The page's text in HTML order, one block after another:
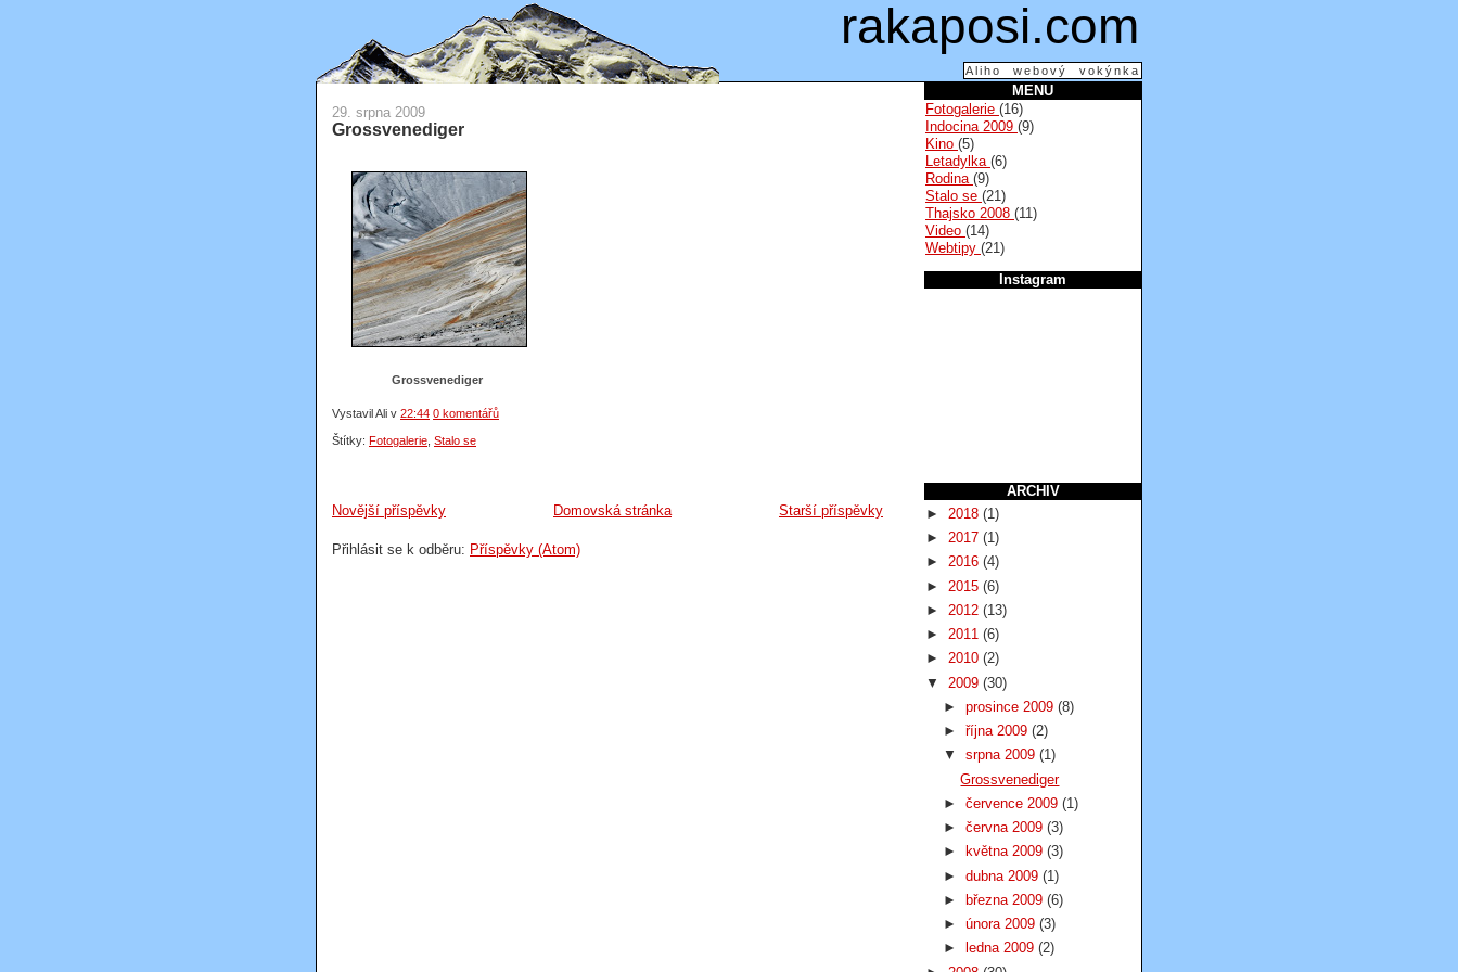
rakaposi.com
Aliho webový vokýnka
29. srpna 2009
Grossvenediger
Grossvenediger
Vystavil Ali v 22:44 0 komentářů
Štítky: Fotogalerie Stalo se
Novější příspěvky Starší příspěvky
Domovská stránka
Přihlásit se k odběru: Příspěvky (Atom)
MENU
Fotogalerie (16)
Indocina 2009 (9)
Kino (5)
Letadylka (6)
Rodina (9)
Stalo se (21)
Thajsko 2008 (11)
Video (14)
Webtipy (21)
Instagram
ARCHIV
► 2018 (1)
► 2017 (1)
► 2016 (4)
► 2015 (6)
► 2012 (13)
► 2011 (6)
► 2010 (2)
▼ 2009 (30)
► prosince 2009 (8)
► října 2009 (2)
▼ srpna 2009 (1)
Grossvenediger
► července 2009 (1)
► června 2009 (3)
►
května 2009 (3)
► dubna 2009 (1)
►
března 2009 (6)
► února 2009 (3)
►
ledna 2009 (2)